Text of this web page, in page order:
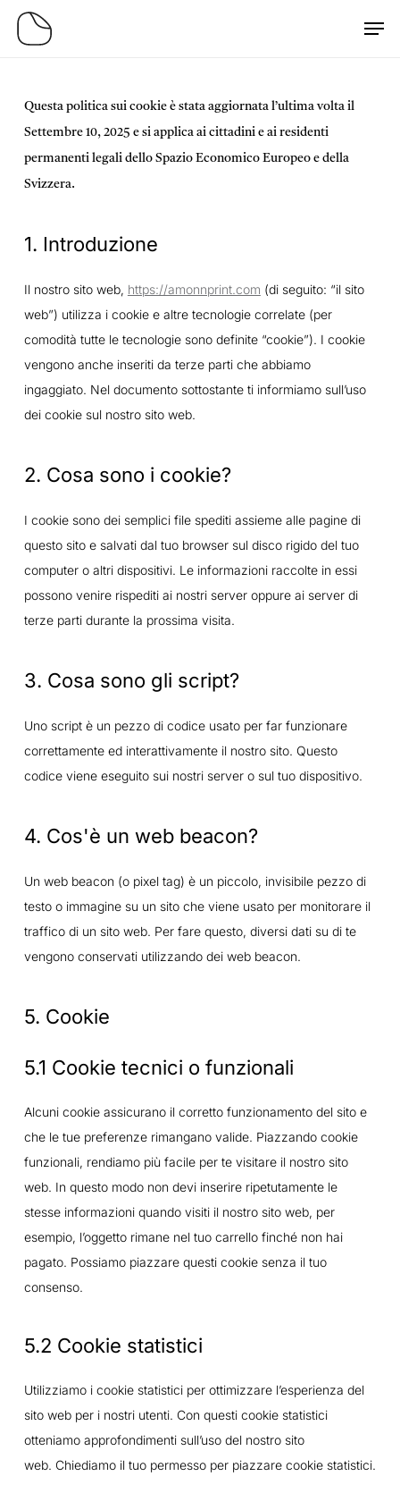
Skip
Questa politica sui cookie è stata aggiornata l’ultima volta il
Settembre 10, 2025 e si applica ai cittadini e ai residenti
permanenti legali dello Spazio Economico Europeo e della
Svizzera.
1. Introduzione
Il nostro sito web, https://amonnprint.com (di seguito: “il sito
web”) utilizza i cookie e altre tecnologie correlate (per
comodità tutte le tecnologie sono definite “cookie”). I cookie
vengono anche inseriti da terze parti che abbiamo
ingaggiato. Nel documento sottostante ti informiamo sull’uso
dei cookie sul nostro sito web.
2. Cosa sono i cookie?
I cookie sono dei semplici file spediti assieme alle pagine di
questo sito e salvati dal tuo browser sul disco rigido del tuo
computer o altri dispositivi. Le informazioni raccolte in essi
possono venire rispediti ai nostri server oppure ai server di
terze parti durante la prossima visita.
3. Cosa sono gli script?
Uno script è un pezzo di codice usato per far funzionare
correttamente ed interattivamente il nostro sito. Questo
codice viene eseguito sui nostri server o sul tuo dispositivo.
4. Cos'è un web beacon?
Un web beacon (o pixel tag) è un piccolo, invisibile pezzo di
testo o immagine su un sito che viene usato per monitorare il
traffico di un sito web. Per fare questo, diversi dati su di te
vengono conservati utilizzando dei web beacon.
5. Cookie
5.1 Cookie tecnici o funzionali
Alcuni cookie assicurano il corretto funzionamento del sito e
che le tue preferenze rimangano valide. Piazzando cookie
funzionali, rendiamo più facile per te visitare il nostro sito
web. In questo modo non devi inserire ripetutamente le
stesse informazioni quando visiti il nostro sito web, per
esempio, l’oggetto rimane nel tuo carrello finché non hai
pagato. Possiamo piazzare questi cookie senza il tuo
consenso.
5.2 Cookie statistici
Utilizziamo i cookie statistici per ottimizzare l’esperienza del
sito web per i nostri utenti. Con questi cookie statistici
otteniamo approfondimenti sull’uso del nostro sito
web. Chiediamo il tuo permesso per piazzare cookie statistici.